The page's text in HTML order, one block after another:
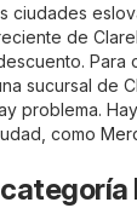
ciudades
de
Para
sucursal de
problema.
como